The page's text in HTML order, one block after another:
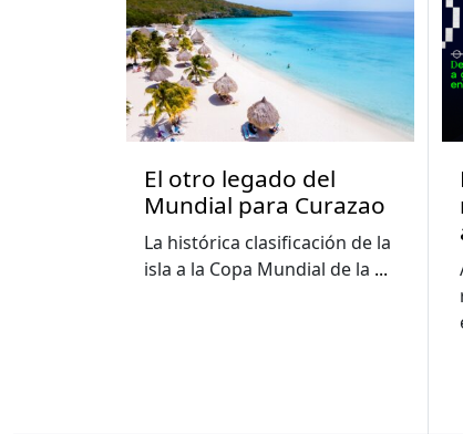
El otro legado del
Mundial para Curazao
La histórica clasificación de la
isla a la Copa Mundial de la ...